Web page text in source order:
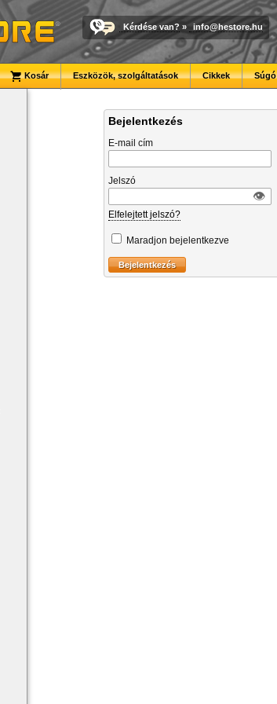
Kérdése van? » info@hestore.hu
Kosár Eszközök, szolgáltatások Cikkek Súgó
Bejelentkezés
E-mail cím
Jelszó
👁︎
Elfelejtett jelszó?
Maradjon bejelentkezve